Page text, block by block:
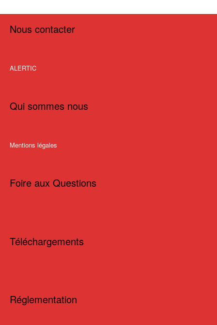
Nous contacter
ALERTIC
Qui sommes nous
Mentions légales
Foire aux Questions
Téléchargements
Réglementation